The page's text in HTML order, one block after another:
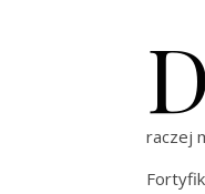
D
raczej